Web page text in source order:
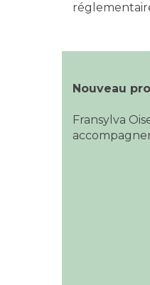
Nouveau
Fransylva